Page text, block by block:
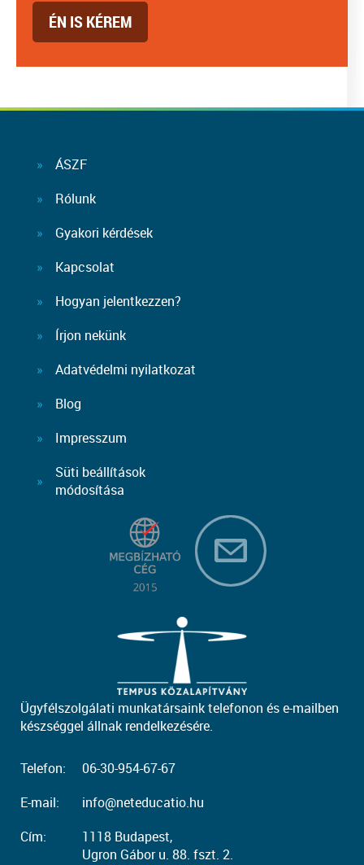
ÉN IS KÉREM
ÁSZF
Rólunk
Gyakori kérdések
Kapcsolat
Hogyan jelentkezzen?
Írjon nekünk
Adatvédelmi nyilatkozat
Blog
Impresszum
Süti beállítások
módosítása
Ügyfélszolgálati munkatársaink telefonon és e-mailben
készséggel állnak rendelkezésére.
Telefon:
06-30-954-67-67
E-mail:
info@neteducatio.hu
Cím:
1118 Budapest,
Ugron Gábor u. 88. fszt. 2.